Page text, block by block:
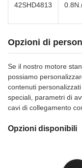
42SHD4813
Opzioni di
Se il nostro motore
possiamo
contenuti
speciali, parametri di
cavi di collegamento
Opzioni disponibili